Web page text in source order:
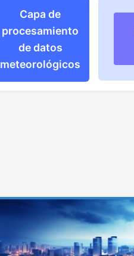
Capa de
procesamiento
de datos
meteorológicos